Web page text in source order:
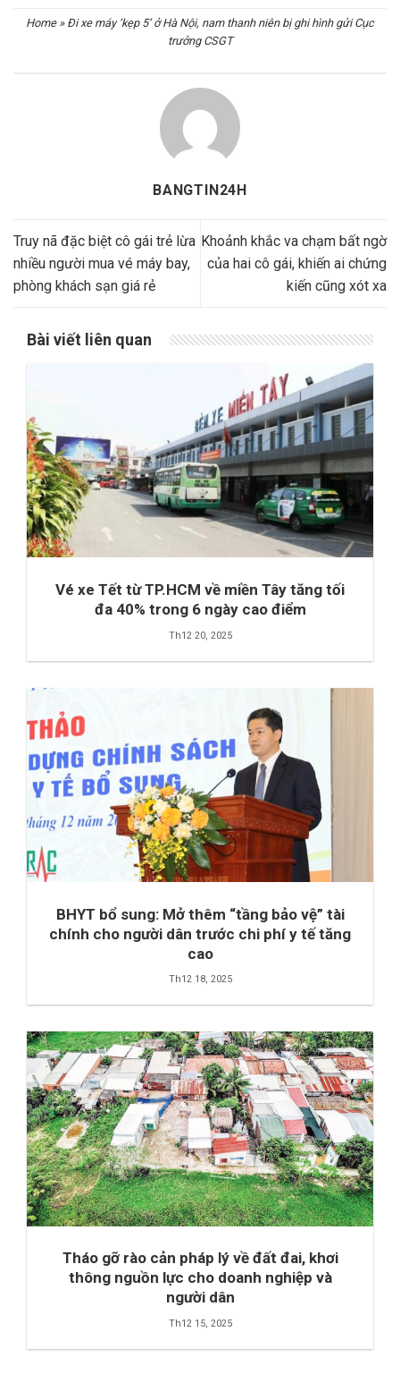
Home» Đi xe máy ‘kẹp 5’ ở Hà Nội, nam thanh niên bị ghi hình gửi Cục
trưởng CSGT
BANGTIN24H
Truy nã đặc biệt cô gái trẻ lừa
nhiều người mua vé máy bay,
phòng khách sạn giá rẻ
Khoảnh khắc va chạm bất ngờ
của hai cô gái, khiến ai chứng
kiến cũng xót xa
Bài viết liên quan
Vé xe Tết từ TP.HCM về miền Tây tăng tối
đa 40% trong 6 ngày cao điểm
Th12 20, 2025
BHYT bổ sung: Mở thêm “tầng bảo vệ” tài
chính cho người dân trước chi phí y tế tăng
cao
Th12 18, 2025
Tháo gỡ rào cản pháp lý về đất đai, khơi
thông nguồn lực cho doanh nghiệp và
người dân
Th12 15, 2025